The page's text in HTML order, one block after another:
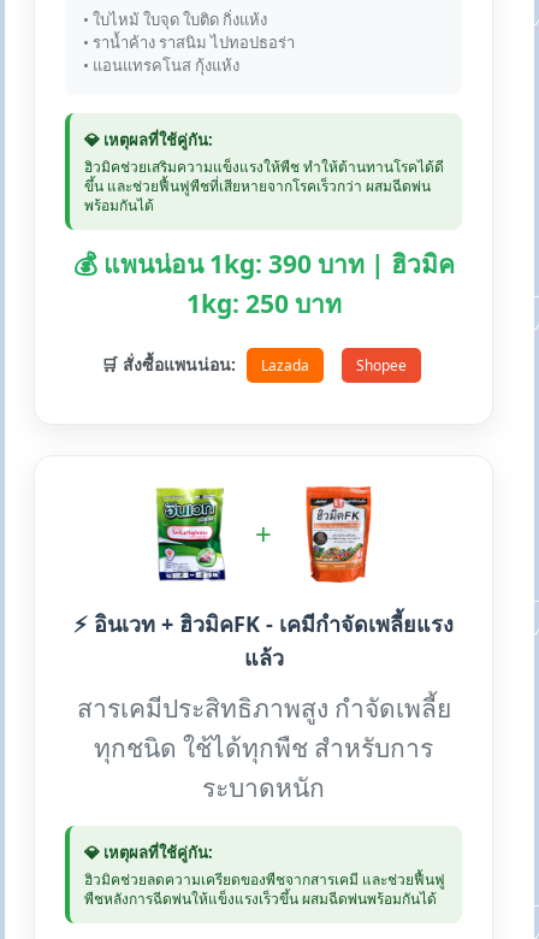
• ใบไหม้ ใบจุด ใบติด กิ่งแห้ง
• ราน้ำค้าง ราสนิม ไปทอปธอร่า
• แอนแทรคโนส กุ้งแห้ง
💎 เหตุผลที่ใช้คู่กัน:
ฮิวมิคช่วยเสริมความแข็งแรงให้พืช ทำให้ต้านทานโรคได้ดี
ขึ้น และช่วยฟื้นฟูพืชที่เสียหายจากโรคเร็วกว่า ผสมฉีดพ่น
พร้อมกันได้
💰 แพนน่อน 1kg: 390 บาท | ฮิวมิค
1kg: 250 บาท
🛒 สั่งซื้อแพนน่อน: Lazada Shopee
+
⚡ อินเวท + ฮิวมิคFK - เคมีกำจัดเพลี้ยแรง
แล้ว
สารเคมีประสิทธิภาพสูง กำจัดเพลี้ย
ทุกชนิด ใช้ได้ทุกพืช สำหรับการ
ระบาดหนัก
💎 เหตุผลที่ใช้คู่กัน:
ฮิวมิคช่วยลดความเครียดของพืชจากสารเคมี และช่วยฟื้นฟู
พืชหลังการฉีดพ่นให้แข็งแรงเร็วขึ้น ผสมฉีดพ่นพร้อมกันได้